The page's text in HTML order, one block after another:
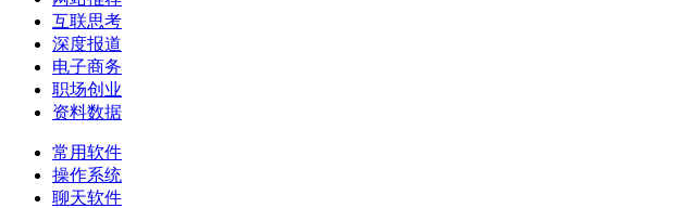
互联思考
深度报道
电子商务
职场创业
资料数据
常用软件
操作系统
聊天软件